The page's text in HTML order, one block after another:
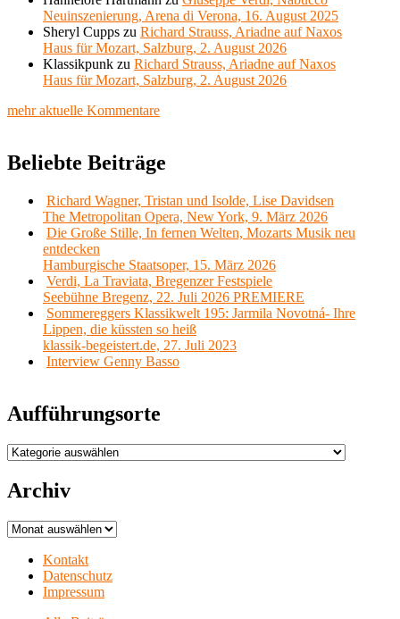
Neuinszenierung, Arena di Verona, 16. August 2025
Sheryl Cupps zu Richard Strauss, Ariadne auf Naxos
Haus für Mozart, Salzburg, 2. August 2026
Klassikpunk zu Richard Strauss, Ariadne auf Naxos
Haus für Mozart, Salzburg, 2. August 2026
mehr aktuelle Kommentare
Beliebte Beiträge
Richard Wagner, Tristan und Isolde, Lise Davidsen
The Metropolitan Opera, New York, 9. März 2026
Die Große Stille, In fernen Welten, Mozarts Musik neu
entdecken
Hamburgische Staatsoper, 15. März 2026
Verdi, La Traviata, Bregenzer Festspiele
Seebühne Bregenz, 22. Juli 2026 PREMIERE
Sommereggers Klassikwelt 195: Jarmila Novotná- Ihre
Lippen, die küssten so heiß
klassik-begeistert.de, 27. Juli 2023
Interview Genny Basso
Aufführungsorte
Aufführungsorte
Archiv
Archiv
Kontakt
Datenschutz
Impressum